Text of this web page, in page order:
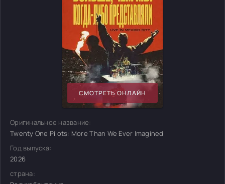
СМОТРЕТЬ ОНЛАЙН
Оригинальное название:
Twenty One Pilots: More Than We Ever Imagined
Год выпуска:
2026
страна: